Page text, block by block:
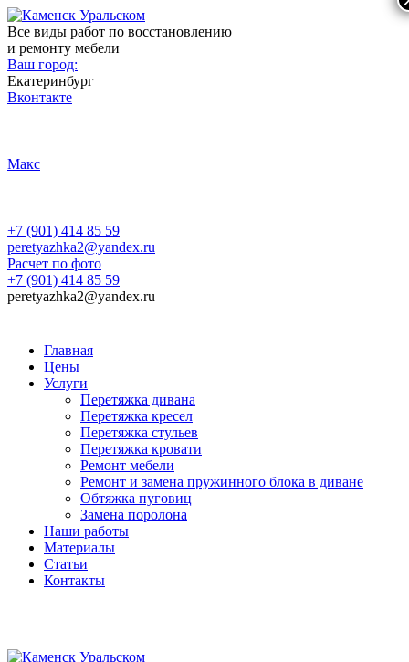
Все виды работ по восстановлению
и ремонту мебели
Ваш город:
Екатеринбург
Вконтакте
Макс
+7 (901) 414 85 59
peretyazhka2@yandex.ru
Расчет по фото
+7 (901) 414 85 59
peretyazhka2@yandex.ru
Главная
Цены
Услуги
Перетяжка дивана
Перетяжка кресел
Перетяжка стульев
Перетяжка кровати
Ремонт мебели
Ремонт и замена пружинного блока в диване
Обтяжка пуговиц
Замена поролона
Наши работы
Материалы
Статьи
Контакты